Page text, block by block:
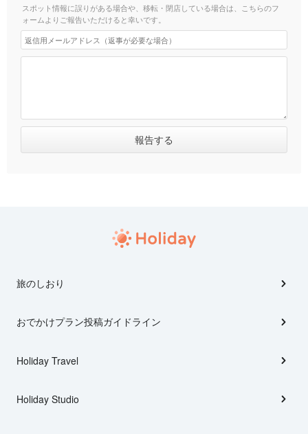
スポット情報に誤りがある場合や、移転・閉店している場合は、こちらのフ
ォームよりご報告いただけると幸いです。
旅のしおり
おでかけプラン投稿ガイドライン
Holiday Travel
Holiday Studio